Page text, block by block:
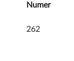
Numer
262